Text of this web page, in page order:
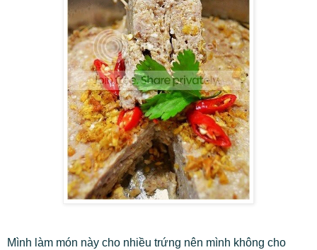
Mình làm món này cho nhiều trứng nên mình không cho